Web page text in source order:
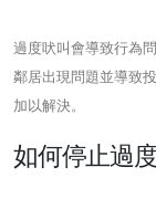
過度吠叫會導致行為
鄰居出現問題並導致
加以解決。
如何停止過